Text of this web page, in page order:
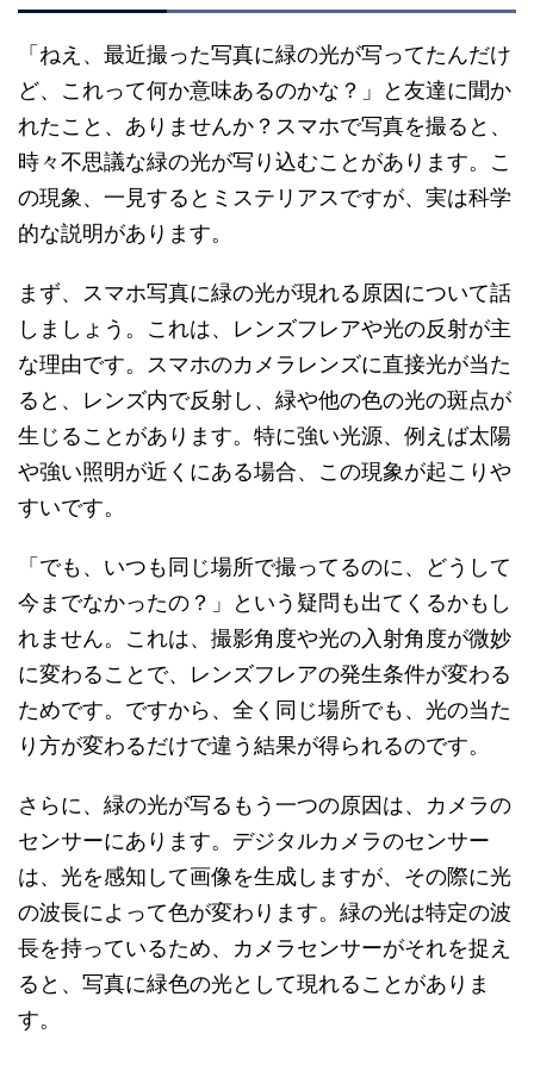
「ねえ、最近撮った写真に緑の光が写ってたんだけ
ど、これって何か意味あるのかな？」と友達に聞か
れたこと、ありませんか？スマホで写真を撮ると、
時々不思議な緑の光が写り込むことがあります。こ
の現象、一見するとミステリアスですが、実は科学
的な説明があります。
まず、スマホ写真に緑の光が現れる原因について話
しましょう。これは、レンズフレアや光の反射が主
な理由です。スマホのカメラレンズに直接光が当た
ると、レンズ内で反射し、緑や他の色の光の斑点が
生じることがあります。特に強い光源、例えば太陽
や強い照明が近くにある場合、この現象が起こりや
すいです。
「でも、いつも同じ場所で撮ってるのに、どうして
今までなかったの？」という疑問も出てくるかもし
れません。これは、撮影角度や光の入射角度が微妙
に変わることで、レンズフレアの発生条件が変わる
ためです。ですから、全く同じ場所でも、光の当た
り方が変わるだけで違う結果が得られるのです。
さらに、緑の光が写るもう一つの原因は、カメラの
センサーにあります。デジタルカメラのセンサー
は、光を感知して画像を生成しますが、その際に光
の波長によって色が変わります。緑の光は特定の波
長を持っているため、カメラセンサーがそれを捉え
ると、写真に緑色の光として現れることがありま
す。